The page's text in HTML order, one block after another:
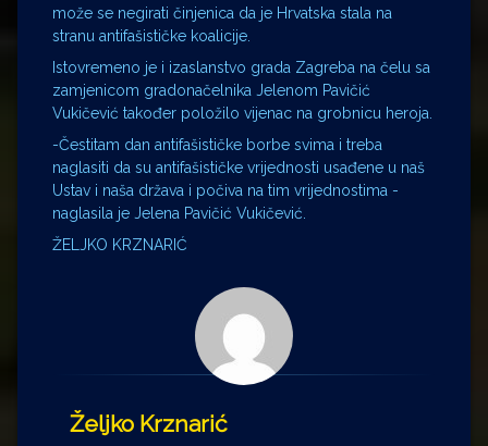
može se negirati činjenica da je Hrvatska stala na
stranu antifašističke koalicije.
Istovremeno je i izaslanstvo grada Zagreba na čelu sa
zamjenicom gradonačelnika Jelenom Pavičić
Vukičević također položilo vijenac na grobnicu heroja.
-Čestitam dan antifašističke borbe svima i treba
naglasiti da su antifašističke vrijednosti usađene u naš
Ustav i naša država i počiva na tim vrijednostima -
naglasila je Jelena Pavičić Vukičević.
ŽELJKO KRZNARIĆ
Željko Krznarić